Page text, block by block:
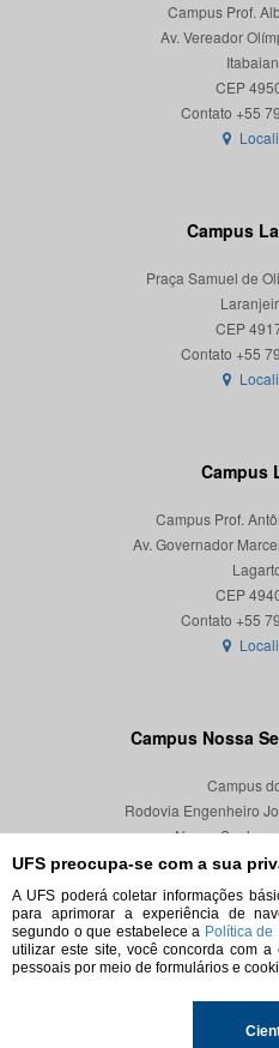
UFS preocupa-se com a sua
A UFS poderá coletar informações
para aprimorar a experiência de
segundo o que estabelece a Política de
utilizar este site, você concorda com
pessoais por meio de formulários e
Campus Prof.
Av. Vereador
CEP
Campus
Praça Samuel de
CEP
Campus
Campus Prof.
Av. Governador
CEP
Campus Nossa
Campus
Rodovia Engenheiro
Nossa
CEP
© 2026. Todos os